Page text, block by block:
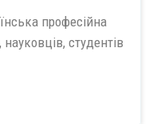
професійна
науковців, студентів